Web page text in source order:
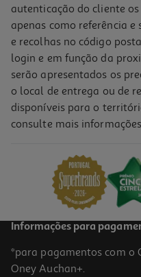
Iogurte Bifidus Activia Cereais
autenticação do cliente
apenas como referência
e recolhas no código
login e em função da
serão apresentados os
o local de entrega ou de
disponíveis para o
consulte mais informações
Informações para
*para pagamentos com o
Oney Auchan+.